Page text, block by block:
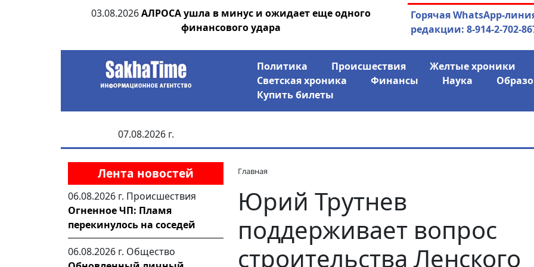
03.08.2026 АЛРОСА ушла в минус и ожидает еще одного
финансового удара
04.08.2026Маринычев у
Горячая WhatsApp-
редакции: 8-914-2-702-
Политика Происшествия Желтые хроники
Светская хроника
Финансы Наука
Купить билеты
07.08.2026 г.
Лента новостей
06.08.2026 г. Происшествия
Огненное ЧП: Пламя
перекинулось на соседей
06.08.2026 г. Общество
Главная
Юрий Трутнев
поддерживает вопрос
строительства Ленского